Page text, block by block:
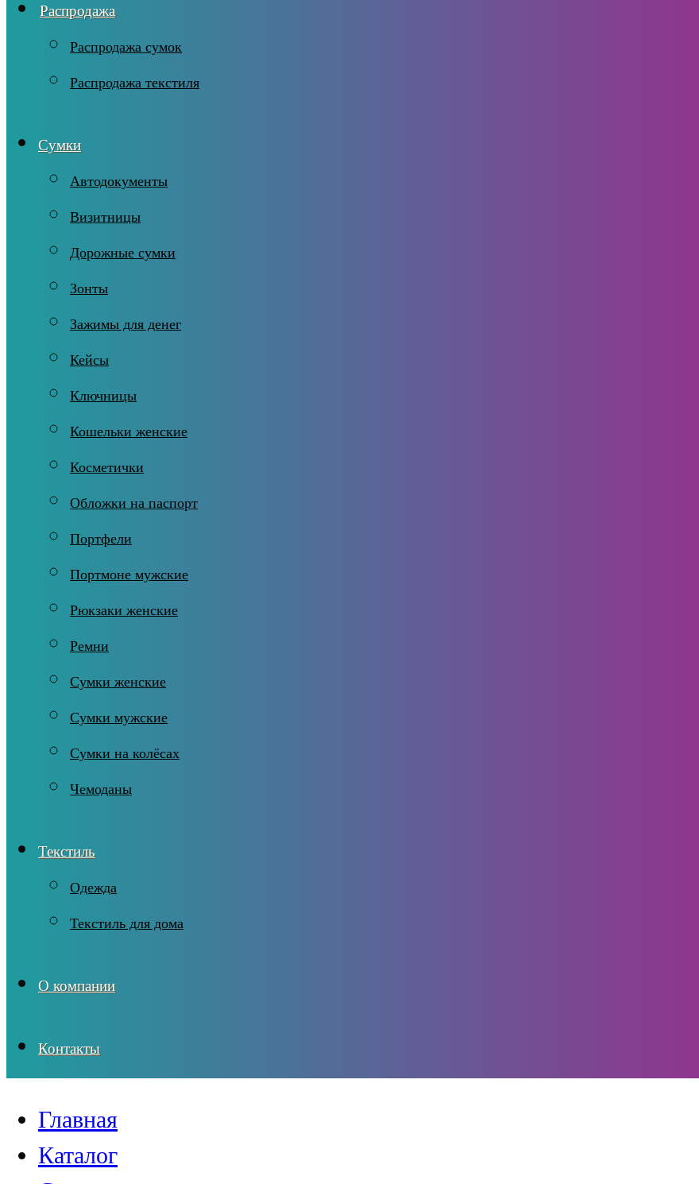
Распродажа
Распродажа сумок
Распродажа текстиля
Сумки
Автодокументы
Визитницы
Дорожные сумки
Зонты
Зажимы для денег
Кейсы
Ключницы
Кошельки женские
Косметички
Обложки на паспорт
Портфели
Портмоне мужские
Рюкзаки женские
Ремни
Сумки женские
Сумки мужские
Сумки на колёсах
Чемоданы
Текстиль
Одежда
Текстиль для дома
О компании
Контакты
Главная
Каталог